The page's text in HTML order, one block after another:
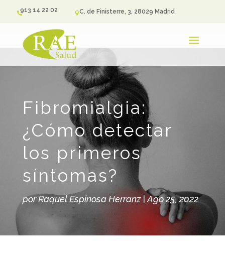
913 14 22 02 C. de Finisterre, 3, 28029 Madrid
Fibromialgia:
¿Cómo detectar
los primeros
síntomas?
porRaquel Espinosa Herranz|Ago 25, 2022